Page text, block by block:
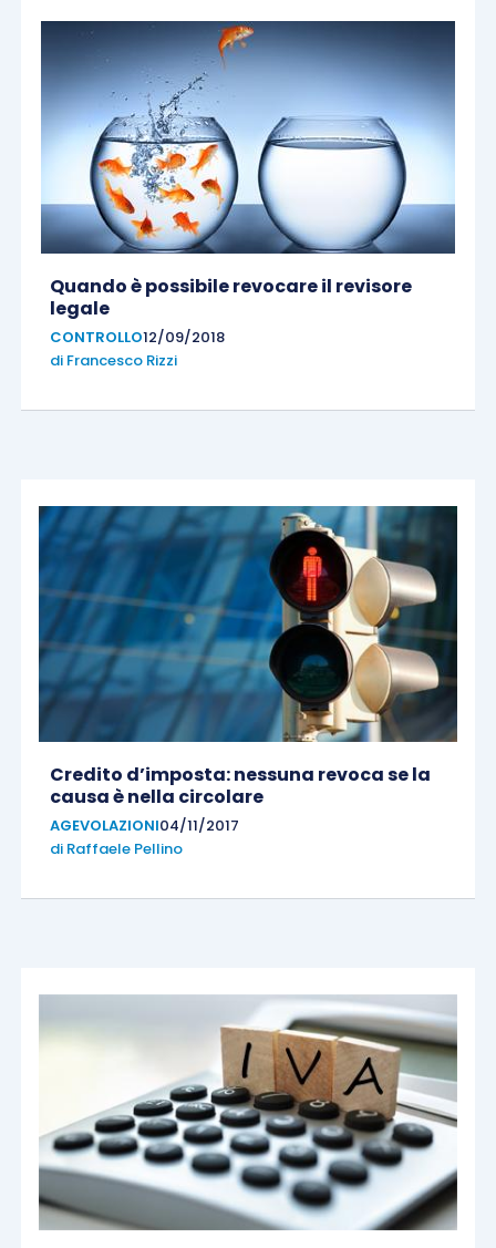
Quando è possibile revocare il revisore
legale
CONTROLLO12/09/2018
di Francesco Rizzi
Credito d’imposta: nessuna revoca se la
causa è nella circolare
AGEVOLAZIONI04/11/2017
di Raffaele Pellino